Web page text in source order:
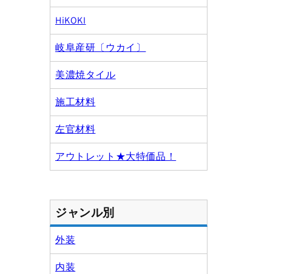
HiKOKI
岐阜産研〔ウカイ〕
美濃焼タイル
施工材料
左官材料
アウトレット★大特価品！
ジャンル別
外装
内装